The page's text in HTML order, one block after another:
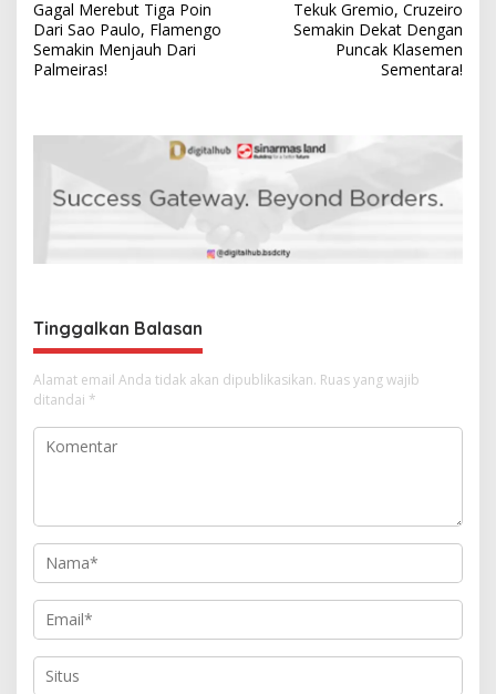
a
v
i
o
Gagal Merebut Tiga Poin
Dari Sao Paulo, Flamengo
Semakin Menjauh Dari
Palmeiras!
Tekuk Gremio, Cruzeiro
Semakin Dekat Dengan
Puncak Klasemen
Sementara!
Tinggalkan Balasan
Alamat email Anda tidak akan dipublikasikan. Ruas yang wajib
ditandai *